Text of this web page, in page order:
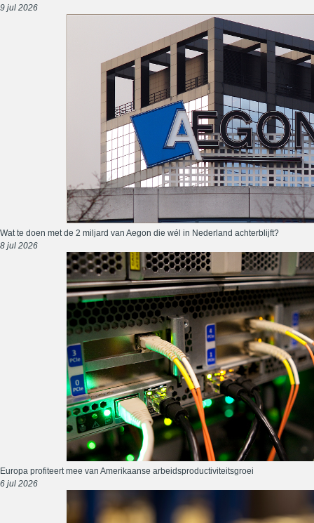
9 jul 2026
Wat te doen met de 2 miljard van Aegon die wél in Nederland achterblijft?
8 jul 2026
Europa profiteert mee van Amerikaanse arbeidsproductiviteitsgroei
6 jul 2026